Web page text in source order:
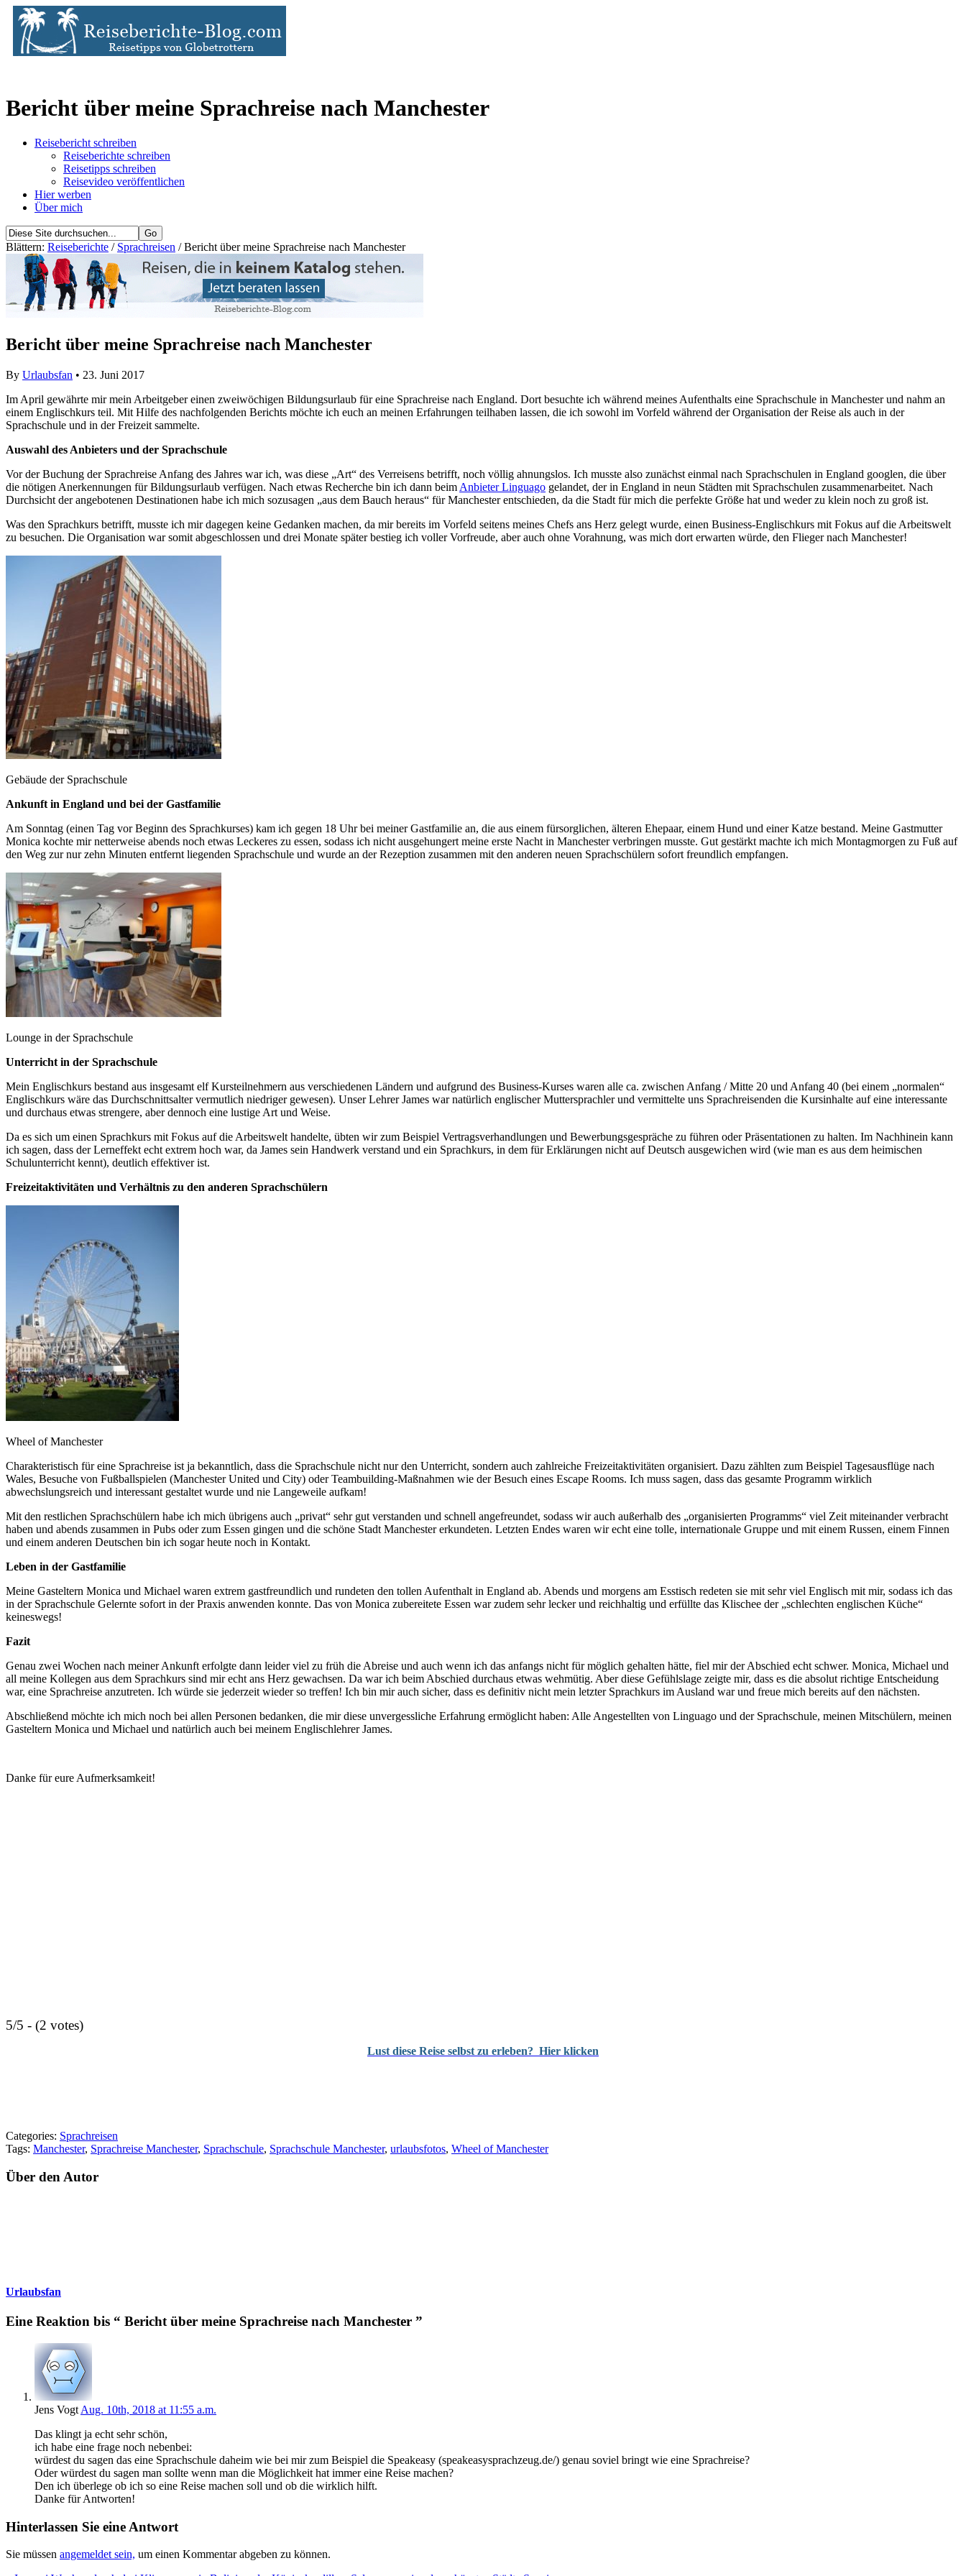
Bericht über meine Sprachreise nach Manchester
Reisebericht schreiben
Reiseberichte schreiben
Reisetipps schreiben
Reisevideo veröffentlichen
Hier werben
Über mich
Blättern: Reiseberichte / Sprachreisen / Bericht über meine Sprachreise nach Manchester
Bericht über meine Sprachreise nach Manchester
By Urlaubsfan • 23. Juni 2017
Im April gewährte mir mein Arbeitgeber einen zweiwöchigen Bildungsurlaub für eine Sprachreise nach England. Dort besuchte ich während meines Aufenthalts eine Sprachschule in Manchester und nahm an
einem Englischkurs teil. Mit Hilfe des nachfolgenden Berichts möchte ich euch an meinen Erfahrungen teilhaben lassen, die ich sowohl im Vorfeld während der Organisation der Reise als auch in der
Sprachschule und in der Freizeit sammelte.
Auswahl des Anbieters und der Sprachschule
Vor der Buchung der Sprachreise Anfang des Jahres war ich, was diese „Art“ des Verreisens betrifft, noch völlig ahnungslos. Ich musste also zunächst einmal nach Sprachschulen in England googlen, die über
die nötigen Anerkennungen für Bildungsurlaub verfügen. Nach etwas Recherche bin ich dann beim Anbieter Linguago gelandet, der in England in neun Städten mit Sprachschulen zusammenarbeitet. Nach
Durchsicht der angebotenen Destinationen habe ich mich sozusagen „aus dem Bauch heraus“ für Manchester entschieden, da die Stadt für mich die perfekte Größe hat und weder zu klein noch zu groß ist.
Was den Sprachkurs betrifft, musste ich mir dagegen keine Gedanken machen, da mir bereits im Vorfeld seitens meines Chefs ans Herz gelegt wurde, einen Business-Englischkurs mit Fokus auf die Arbeitswelt
zu besuchen. Die Organisation war somit abgeschlossen und drei Monate später bestieg ich voller Vorfreude, aber auch ohne Vorahnung, was mich dort erwarten würde, den Flieger nach Manchester!
Gebäude der Sprachschule
Ankunft in England und bei der Gastfamilie
Am Sonntag (einen Tag vor Beginn des Sprachkurses) kam ich gegen 18 Uhr bei meiner Gastfamilie an, die aus einem fürsorglichen, älteren Ehepaar, einem Hund und einer Katze bestand. Meine Gastmutter
Monica kochte mir netterweise abends noch etwas Leckeres zu essen, sodass ich nicht ausgehungert meine erste Nacht in Manchester verbringen musste. Gut gestärkt machte ich mich Montagmorgen zu Fuß auf
den Weg zur nur zehn Minuten entfernt liegenden Sprachschule und wurde an der Rezeption zusammen mit den anderen neuen Sprachschülern sofort freundlich empfangen.
Lounge in der Sprachschule
Unterricht in der Sprachschule
Mein Englischkurs bestand aus insgesamt elf Kursteilnehmern aus verschiedenen Ländern und aufgrund des Business-Kurses waren alle ca. zwischen Anfang / Mitte 20 und Anfang 40 (bei einem „normalen“
Englischkurs wäre das Durchschnittsalter vermutlich niedriger gewesen). Unser Lehrer James war natürlich englischer Muttersprachler und vermittelte uns Sprachreisenden die Kursinhalte auf eine interessante
und durchaus etwas strengere, aber dennoch eine lustige Art und Weise.
Da es sich um einen Sprachkurs mit Fokus auf die Arbeitswelt handelte, übten wir zum Beispiel Vertragsverhandlungen und Bewerbungsgespräche zu führen oder Präsentationen zu halten. Im Nachhinein kann
ich sagen, dass der Lerneffekt echt extrem hoch war, da James sein Handwerk verstand und ein Sprachkurs, in dem für Erklärungen nicht auf Deutsch ausgewichen wird (wie man es aus dem heimischen
Schulunterricht kennt), deutlich effektiver ist.
Freizeitaktivitäten und Verhältnis zu den anderen Sprachschülern
Wheel of Manchester
Charakteristisch für eine Sprachreise ist ja bekanntlich, dass die Sprachschule nicht nur den Unterricht, sondern auch zahlreiche Freizeitaktivitäten organisiert. Dazu zählten zum Beispiel Tagesausflüge nach
Wales, Besuche von Fußballspielen (Manchester United und City) oder Teambuilding-Maßnahmen wie der Besuch eines Escape Rooms. Ich muss sagen, dass das gesamte Programm wirklich
abwechslungsreich und interessant gestaltet wurde und nie Langeweile aufkam!
Mit den restlichen Sprachschülern habe ich mich übrigens auch „privat“ sehr gut verstanden und schnell angefreundet, sodass wir auch außerhalb des „organisierten Programms“ viel Zeit miteinander verbracht
haben und abends zusammen in Pubs oder zum Essen gingen und die schöne Stadt Manchester erkundeten. Letzten Endes waren wir echt eine tolle, internationale Gruppe und mit einem Russen, einem Finnen
und einem anderen Deutschen bin ich sogar heute noch in Kontakt.
Leben in der Gastfamilie
Meine Gasteltern Monica und Michael waren extrem gastfreundlich und rundeten den tollen Aufenthalt in England ab. Abends und morgens am Esstisch redeten sie mit sehr viel Englisch mit mir, sodass ich das
in der Sprachschule Gelernte sofort in der Praxis anwenden konnte. Das von Monica zubereitete Essen war zudem sehr lecker und reichhaltig und erfüllte das Klischee der „schlechten englischen Küche“
keineswegs!
Fazit
Genau zwei Wochen nach meiner Ankunft erfolgte dann leider viel zu früh die Abreise und auch wenn ich das anfangs nicht für möglich gehalten hätte, fiel mir der Abschied echt schwer. Monica, Michael und
all meine Kollegen aus dem Sprachkurs sind mir echt ans Herz gewachsen. Da war ich beim Abschied durchaus etwas wehmütig. Aber diese Gefühlslage zeigte mir, dass es die absolut richtige Entscheidung
war, eine Sprachreise anzutreten. Ich würde sie jederzeit wieder so treffen! Ich bin mir auch sicher, dass es definitiv nicht mein letzter Sprachkurs im Ausland war und freue mich bereits auf den nächsten.
Abschließend möchte ich mich noch bei allen Personen bedanken, die mir diese unvergessliche Erfahrung ermöglicht haben: Alle Angestellten von Linguago und der Sprachschule, meinen Mitschülern, meinen
Gasteltern Monica und Michael und natürlich auch bei meinem Englischlehrer James.
Danke für eure Aufmerksamkeit!
5/5 - (2 votes)
Lust diese Reise selbst zu erleben? Hier klicken
Categories: Sprachreisen
Tags: Manchester, Sprachreise Manchester, Sprachschule, Sprachschule Manchester, urlaubsfotos, Wheel of Manchester
Über den Autor
Urlaubsfan
Eine Reaktion bis “ Bericht über meine Sprachreise nach Manchester ”
Jens Vogt Aug. 10th, 2018 at 11:55 a.m.
Das klingt ja echt sehr schön,
ich habe eine frage noch nebenbei:
würdest du sagen das eine Sprachschule daheim wie bei mir zum Beispiel die Speakeasy (speakeasysprachzeug.de/) genau soviel bringt wie eine Sprachreise?
Oder würdest du sagen man sollte wenn man die Möglichkeit hat immer eine Reise machen?
Den ich überlege ob ich so eine Reise machen soll und ob die wirklich hilft.
Danke für Antworten!
Hinterlassen Sie eine Antwort
Sie müssen angemeldet sein, um einen Kommentar abgeben zu können.